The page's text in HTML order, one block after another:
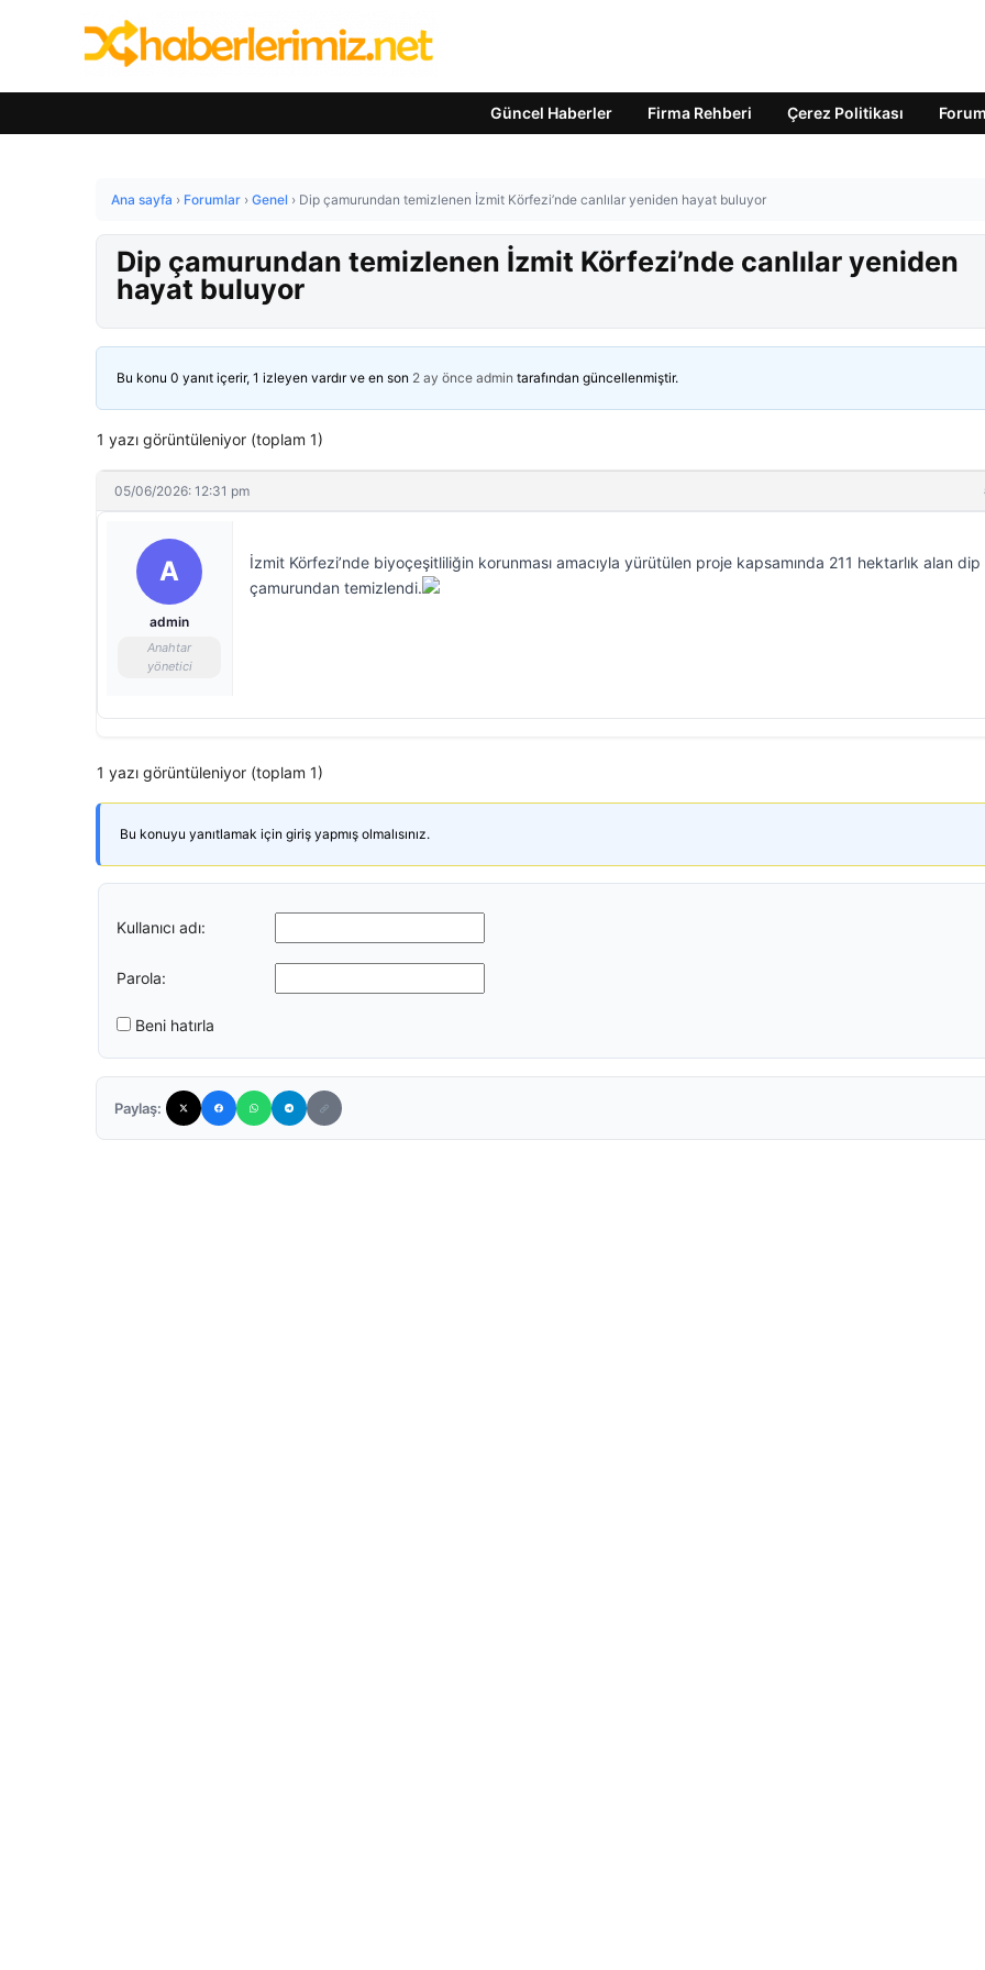
Güncel Haberler Firma Rehberi Çerez Politikası Forum
Ana sayfa › Forumlar › Genel › Dip çamurundan temizlenen İzmit Körfezi’nde canlılar yeniden hayat buluyor
Dip çamurundan temizlenen İzmit Körfezi’nde canlılar yeniden
hayat buluyor
Bu konu 0 yanıt içerir, 1 izleyen vardır ve en son 2 ay önce admin tarafından güncellenmiştir.
1 yazı görüntüleniyor (toplam 1)
05/06/2026: 12:31 pm
A
admin
Anahtar
yönetici
İzmit Körfezi’nde biyoçeşitliliğin korunması amacıyla yürütülen proje kapsamında 211 hektarlık alan dip
çamurundan temizlendi.
1 yazı görüntüleniyor (toplam 1)
Bu konuyu yanıtlamak için giriş yapmış olmalısınız.
Kullanıcı adı:
Parola:
Beni hatırla
Paylaş: